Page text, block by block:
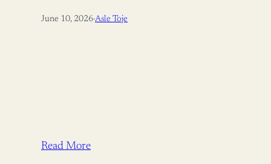
June 10, 2026·Asle Toje
Read More